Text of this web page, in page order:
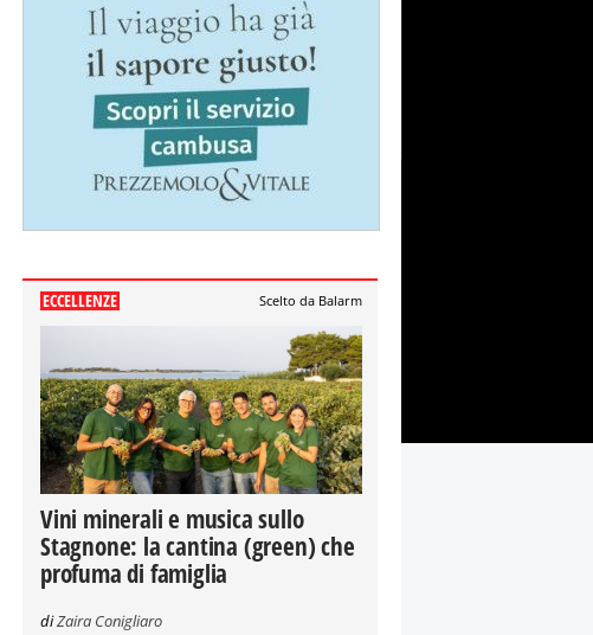
ECCELLENZE Scelto da Balarm
Vini minerali e musica sullo
Stagnone: la cantina (green) che
profuma di famiglia
diZaira Conigliaro